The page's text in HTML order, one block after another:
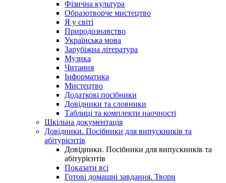
Фізична культура
Образотворче мистецтво
Я у світі
Природознавство
Українська мова
Зарубіжна література
Музика
Читання
Інформатика
Мистецтво
Додаткові посібники
Довідники та словники
Таблиці та комплекти наочності
Шкільна документація
Довідники. Посібники для випускників та
абітурієнтів
Довідники. Посібники для випускників та
абітурієнтів
Показати всі
Готові домашні завдання. Твори